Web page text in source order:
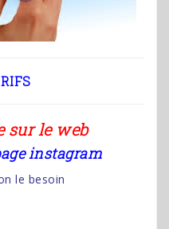
sur le web
instagram
le besoin